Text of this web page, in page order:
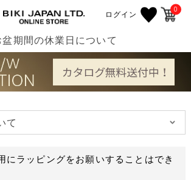
ログイン 0
盆期間の休業日について
て
にラッピングをお願いすることはでき